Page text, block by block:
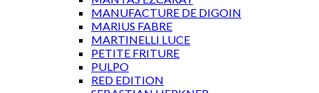
MANUFACTURE DE DIGOIN
MARIUS FABRE
MARTINELLI LUCE
PETITE FRITURE
PULPO
RED EDITION